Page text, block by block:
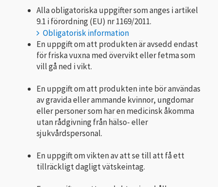
Alla obligatoriska uppgifter som anges i artikel
9.1 i förordning (EU) nr 1169/2011.
Obligatorisk information
En uppgift om att produkten är avsedd endast
för friska vuxna med övervikt eller fetma som
vill gå ned i vikt.
En uppgift om att produkten inte bör användas
av gravida eller ammande kvinnor, ungdomar
eller personer som har en medicinsk åkomma
utan rådgivning från hälso- eller
sjukvårdspersonal.
En uppgift om vikten av att se till att få ett
tillräckligt dagligt vätskeintag.